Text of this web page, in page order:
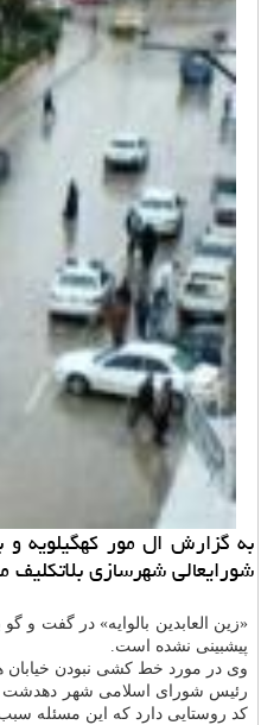
شورایعالی شهرسازی
«زین العابدین بالوایه» در گفت
پیشبینی نشده است.
وی در مورد خط کشی نبودن خیابان
رئیس شورای اسلامی شهر دهدشت
کد روستایی دارد که این مسئله